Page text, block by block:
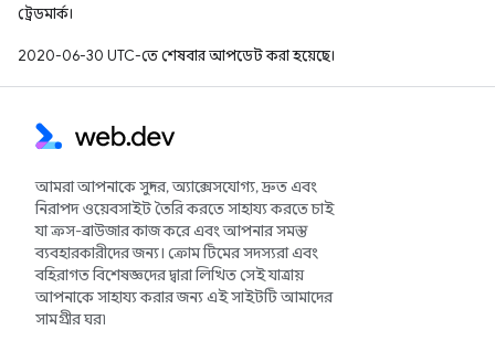
ট্রেডমার্ক।
2020-06-30 UTC-তে শেষবার আপডেট করা হয়েছে।
আমরা আপনাকে সুন্দর, অ্যাক্সেসযোগ্য, দ্রুত এবং
নিরাপদ ওয়েবসাইট তৈরি করতে সাহায্য করতে চাই
যা ক্রস-ব্রাউজার কাজ করে এবং আপনার সমস্ত
ব্যবহারকারীদের জন্য। ক্রোম টিমের সদস্যরা এবং
বহিরাগত বিশেষজ্ঞদের দ্বারা লিখিত সেই যাত্রায়
আপনাকে সাহায্য করার জন্য এই সাইটটি আমাদের
সামগ্রীর ঘর৷